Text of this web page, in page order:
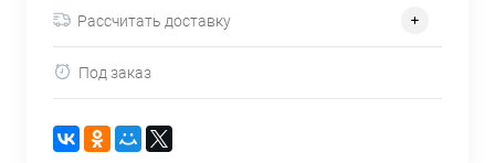
Рассчитать доставку
Под заказ